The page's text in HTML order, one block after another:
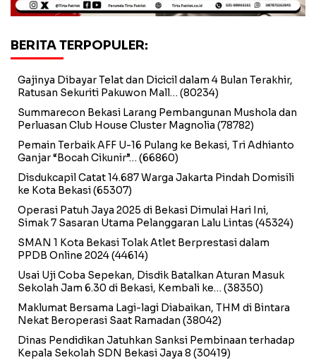
BERITA TERPOPULER:
Gajinya Dibayar Telat dan Dicicil dalam 4 Bulan Terakhir,
Ratusan Sekuriti Pakuwon Mall… (80234)
Summarecon Bekasi Larang Pembangunan Mushola dan
Perluasan Club House Cluster Magnolia (78782)
Pemain Terbaik AFF U-16 Pulang ke Bekasi, Tri Adhianto
Ganjar “Bocah Cikunir”… (66860)
Disdukcapil Catat 14.687 Warga Jakarta Pindah Domisili
ke Kota Bekasi(65307)
Operasi Patuh Jaya 2025 di Bekasi Dimulai Hari Ini,
Simak 7 Sasaran Utama Pelanggaran Lalu Lintas (45324)
SMAN 1 Kota Bekasi Tolak Atlet Berprestasi dalam
PPDB Online 2024(44614)
Usai Uji Coba Sepekan, Disdik Batalkan Aturan Masuk
Sekolah Jam 6.30 di Bekasi, Kembali ke… (38350)
Maklumat Bersama Lagi-lagi Diabaikan, THM di Bintara
Nekat Beroperasi Saat Ramadan (38042)
Dinas Pendidikan Jatuhkan Sanksi Pembinaan terhadap
Kepala Sekolah SDN Bekasi Jaya 8 (30419)